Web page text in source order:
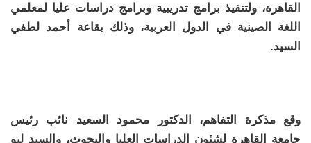
القاهرة، ولتنفيذ برامج تدريبية وبرامج دراسات عليا لمعلمي
اللغة الصينية في الدول العربية، وذلك بقاعة أحمد لطفي
السيد.
وقع مذكرة التفاهم، الدكتور محمود السعيد نائب رئيس
جامعة القاهرة لشئون الدراسات العليا والبحوث، والسيد ليو